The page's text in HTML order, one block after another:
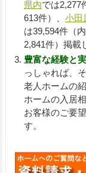
県内では2,277
613件）、 小田
は39,594件（
2,841件）掲載
豊富な経験と
っしゃれば、
老人ホームの
ホームの入居
お客様のご要
す。